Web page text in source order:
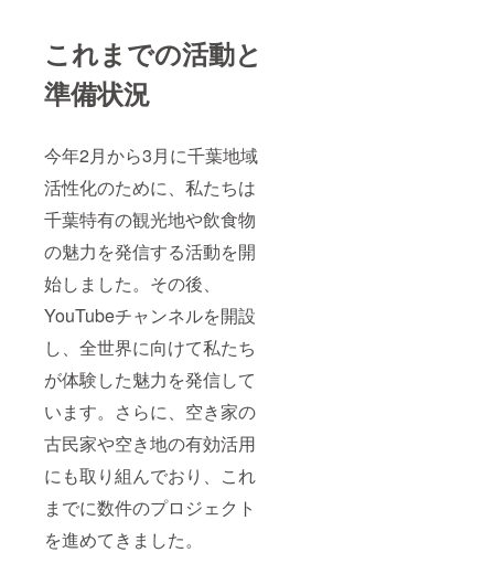
これまでの活動と
準備状況
今年2月から3月に千葉地域
活性化のために、私たちは
千葉特有の観光地や飲食物
の魅力を発信する活動を開
始しました。その後、
YouTubeチャンネルを開設
し、全世界に向けて私たち
が体験した魅力を発信して
います。さらに、空き家の
古民家や空き地の有効活用
にも取り組んでおり、これ
までに数件のプロジェクト
を進めてきました。